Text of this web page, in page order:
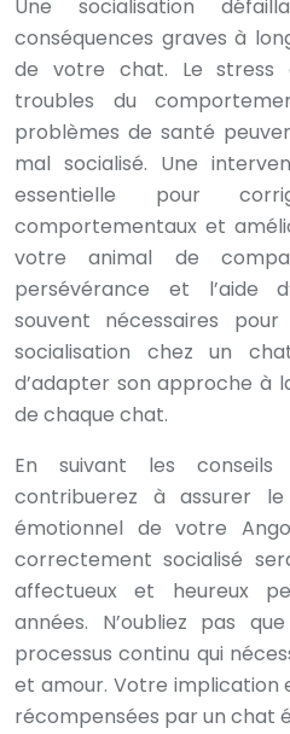
Une socialisation
conséquences graves à
de votre chat. Le stress
troubles du
problèmes de santé
mal socialisé. Une
essentielle pour
comportementaux et
votre animal de
persévérance et l’aide
souvent nécessaires
socialisation chez un
d’adapter son approche à
de chaque chat.
En suivant les
contribuerez à assurer
émotionnel de votre
correctement socialisé
affectueux et heureux
années. N’oubliez pas
processus continu qui
et amour. Votre
récompensées par un chat